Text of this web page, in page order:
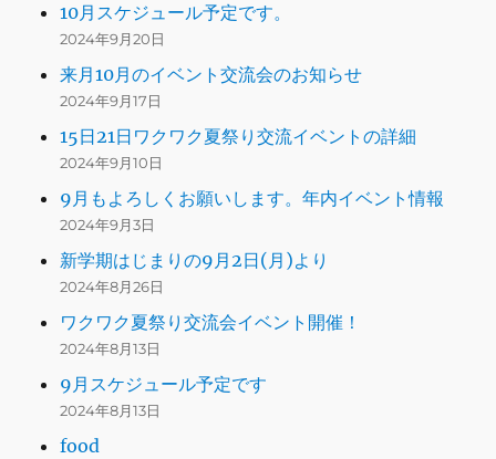
10月スケジュール予定です。
2024年9月20日
来月10月のイベント交流会のお知らせ
2024年9月17日
15日21日ワクワク夏祭り交流イベントの詳細
2024年9月10日
9月もよろしくお願いします。年内イベント情報
2024年9月3日
新学期はじまりの9月2日(月)より
2024年8月26日
ワクワク夏祭り交流会イベント開催！
2024年8月13日
9月スケジュール予定です
2024年8月13日
food